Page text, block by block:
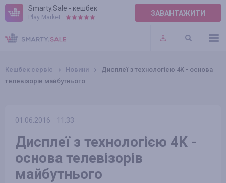
Smarty.Sale - кешбек
Play Market: ЗАВАНТАЖИТИ
ПРАВИЛА
ПЛАГІНИ
Кешбек сервіс Новини
Дисплеї з технологією 4K - основа
телевізорів майбутнього
01.06.2016 11:33
Дисплеї з технологією 4K -
основа телевізорів
майбутнього